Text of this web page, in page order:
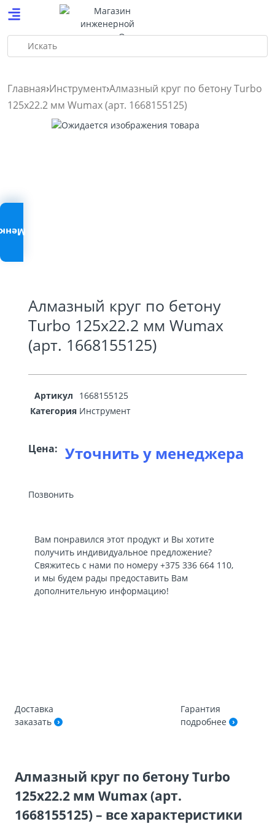
Искать
Главная Инструмент Алмазный круг по бетону Turbo
125х22.2 мм Wumax (арт. 1668155125)
Алмазный круг по бетону
Turbo 125х22.2 мм Wumax
(арт. 1668155125)
Артикул
1668155125
Категория Инструмент
Цена: Уточнить у менеджера
Позвонить
Вам понравился этот продукт и Вы хотите
получить индивидуальное предложение?
Свяжитесь с нами по номеру +375 336 664 110,
и мы будем рады предоставить Вам
дополнительную информацию!
Доставка
заказать
Гарантия
подробнее
Алмазный круг по бетону Turbo
125х22.2 мм Wumax (арт.
1668155125) – все характеристики